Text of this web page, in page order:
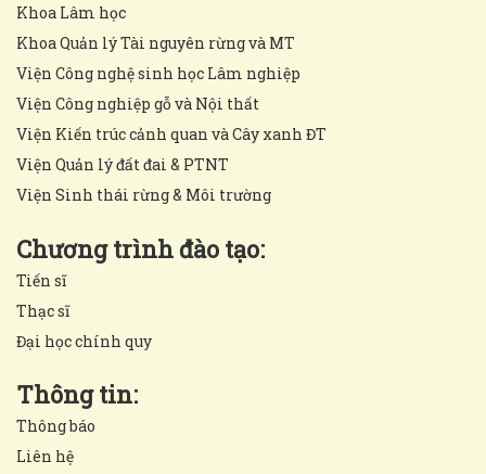
Khoa Lâm học
Khoa Quản lý Tài nguyên rừng và MT
Viện Công nghệ sinh học Lâm nghiệp
Viện Công nghiệp gỗ và Nội thất
Viện Kiến trúc cảnh quan và Cây xanh ĐT
Viện Quản lý đất đai & PTNT
Viện Sinh thái rừng & Môi trường
Chương trình đào tạo:
Tiến sĩ
Thạc sĩ
Đại học chính quy
Thông tin:
Thông báo
Liên hệ